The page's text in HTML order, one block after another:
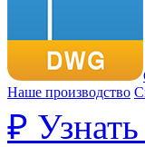
Наше производство
₽